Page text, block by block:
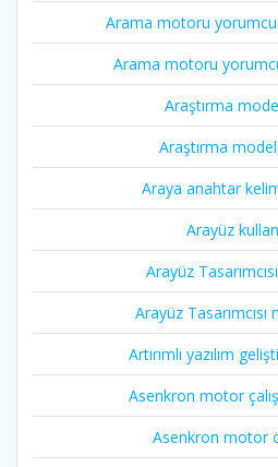
Arama motoru
Arama motoru
Araştırma
Araştırma
Araya anahtar
Arayüz
Arayüz
Arayüz Tasarımcısı
Artırımlı yazılım
Asenkron motor
Asenkron motor